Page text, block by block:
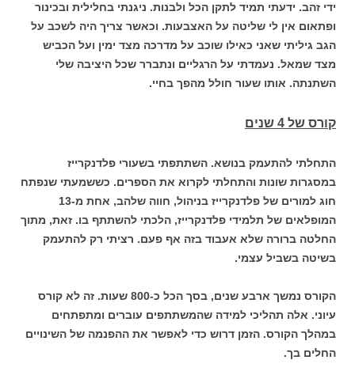
ידי זהב. ידעתי תמיד לתקן הכל ולבנות. ניגנתי בחלילית ובכינור
ופתאום אין לי שליטה על האצבעות. וכאשר צריך היה לשכב על
הגב גיליתי שאני כאילו שוכב על מדרכה מצד ימין ועל הכביש
מצד שמאל. נעמדתי על הרגליים ונתברר שכל היציבה שלי
השתנתה. אותו שעור חולל מהפך בחיי.
קורס של 4 שנים
התחלתי להתעמק בנושא. השתתפתי בשעורי פלדנקרייז
במסגרות שונות והתחלתי לקרוא את הספרים. כששמעתי שנפתח
חוג למורים של פלדנקרייז בניהול, חווה שלהב, אחת מ-13
המופלאים של תלמידי פלדנקרייז, הלכתי להשתתף בו. זאת, מתוך
החלטה ברורה שלא אעבוד בזה אף פעם. רציתי רק להתעמק
בשיטה בשביל עצמי.
הקורס נמשך ארבע שנים, בסך הכל כ-800 שעות. זה לא קורס
עיוני. אלה תהליכי למידה שהמשתתפים עוברים ומתפתחים
במהלך הקורס. הזמן דרוש כדי לאפשר את ההפנמה של השינויים
החלים בך.